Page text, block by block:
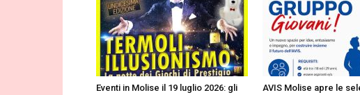
Eventi in Molise il 19 luglio 2026: gli
AVIS Molise apre le